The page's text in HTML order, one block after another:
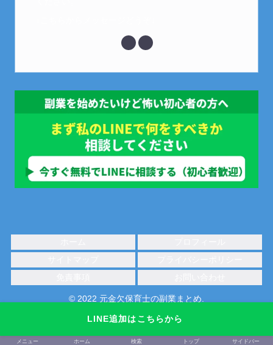
LINE追加はこちらから
© 2022 元金欠保育士の副業まとめ.
メニュー ホーム 検索 トップ サイドバー